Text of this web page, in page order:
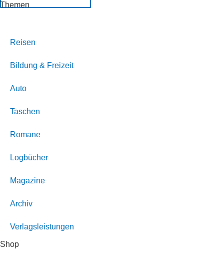
Themen
Reisen
Bildung & Freizeit
Auto
Taschen
Romane
Logbücher
Magazine
Archiv
Verlagsleistungen
Shop